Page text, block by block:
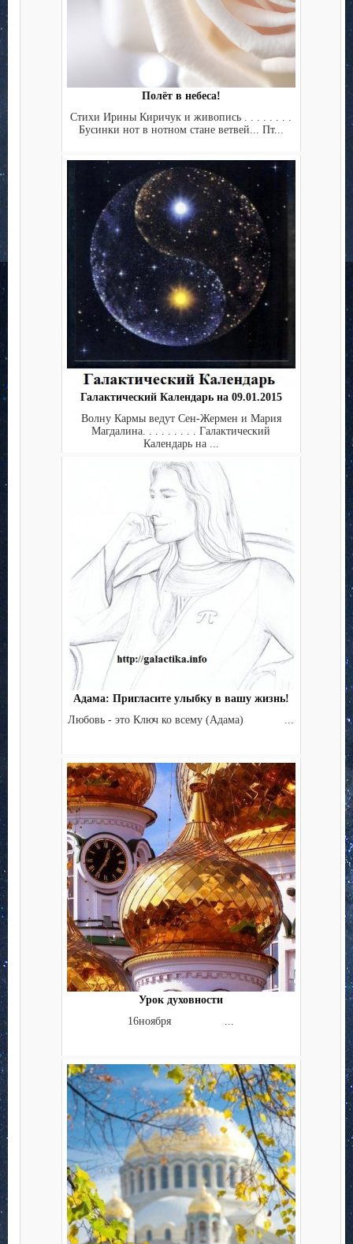
Полёт в небеса!
Стихи Ирины Киричук и живопись . . . . . . . .
Бусинки нот в нотном стане ветвей... Пт...
Галактический Календарь на 09.01.2015
Волну Кармы ведут Сен-Жермен и Мария
Магдалина. . . . . . . . . Галактический
Календарь на ...
Адама: Пригласите улыбку в вашу жизнь!
Любовь - это Ключ ко всему (Адама) ...
Урок духовности
16ноября ...